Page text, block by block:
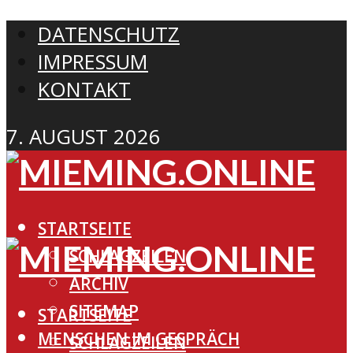
DATENSCHUTZ
IMPRESSUM
KONTAKT
7. AUGUST 2026
STARTSEITE
SCHLAGZEILEN
ARCHIV
SITEMAP
MENSCHEN IM GESPRÄCH
STARTSEITE
SCHLAGZEILEN